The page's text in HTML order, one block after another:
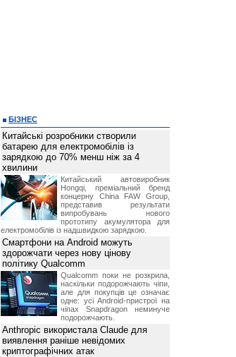
БІЗНЕС
Китайські розробники створили
батарею для електромобілів із
зарядкою до 70% менш ніж за 4
хвилини
Китайський автовиробник
Hongqi, преміальний бренд
концерну China FAW Group,
представив результати
випробувань нового
прототипу акумулятора для
електромобілів із надшвидкою зарядкою.
Смартфони на Android можуть
здорожчати через нову цінову
політику Qualcomm
Qualcomm поки не розкрила,
наскільки подорожчають чіпи,
але для покупців це означає
одне: усі Android-пристрої на
чіпах Snapdragon неминуче
подорожчають.
Anthropic використала Claude для
виявлення раніше невідомих
криптографічних атак